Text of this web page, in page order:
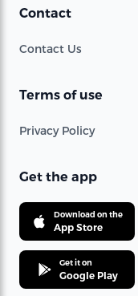
Contact
Contact Us
Terms of use
Privacy Policy
Get the app
Download on the
App Store
Get it on
Google Play